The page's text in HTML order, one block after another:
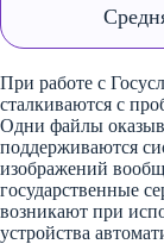
При работе с
сталкиваются с
Одни файлы
поддерживаются
изображений
государственные
возникают при
устройства